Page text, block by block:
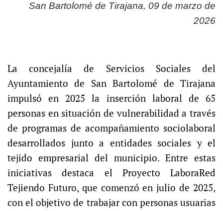
San Bartolomé de Tirajana, 09 de marzo de
2026
La concejalía de Servicios Sociales del
Ayuntamiento de San Bartolomé de Tirajana
impulsó en 2025 la inserción laboral de 65
personas en situación de vulnerabilidad a través
de programas de acompañamiento sociolaboral
desarrollados junto a entidades sociales y el
tejido empresarial del municipio. Entre estas
iniciativas destaca el Proyecto LaboraRed
Tejiendo Futuro, que comenzó en julio de 2025,
con el objetivo de trabajar con personas usuarias